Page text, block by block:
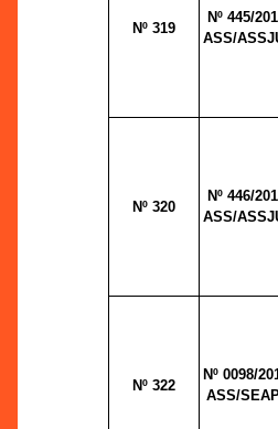
Nº 319
Nº 445/
ASS/
Nº 320
Nº 446/
ASS/
Nº 322
Nº 0098/
ASS/